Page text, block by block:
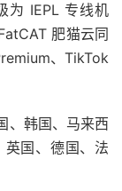
为 IEPL 专线机
肥猫云同
、TikTok
、韩国、马来西
国、德国、法